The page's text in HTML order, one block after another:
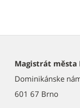
Magistrát města
Dominikánske
601 67 Brno